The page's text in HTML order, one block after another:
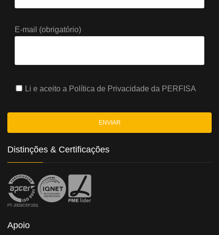
E-mail (obrigatório)
Li e aceito a Política de Privacidade da PERFISA
Distinções & Certificações
PT-2003/CEP.1911
Apoio